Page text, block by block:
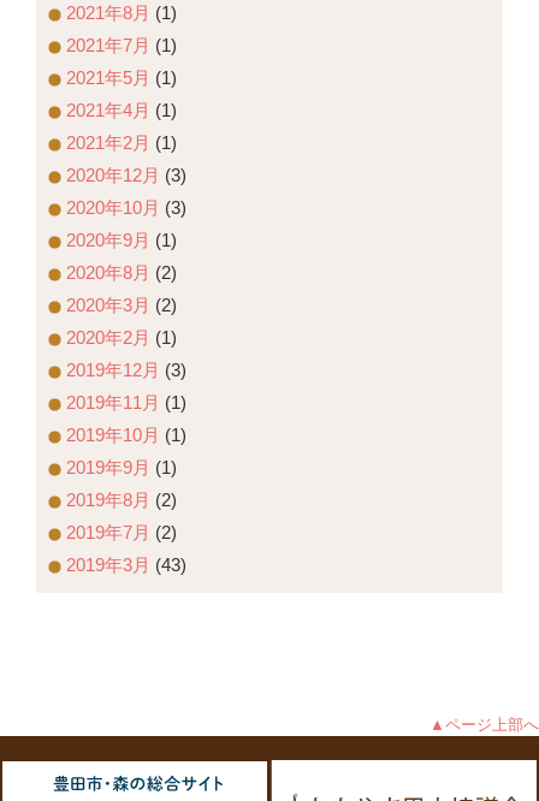
2021年8月 (1)
2021年7月 (1)
2021年5月 (1)
2021年4月 (1)
2021年2月 (1)
2020年12月 (3)
2020年10月 (3)
2020年9月 (1)
2020年8月 (2)
2020年3月 (2)
2020年2月 (1)
2019年12月 (3)
2019年11月 (1)
2019年10月 (1)
2019年9月 (1)
2019年8月 (2)
2019年7月 (2)
2019年3月 (43)
▲ページ上部へ